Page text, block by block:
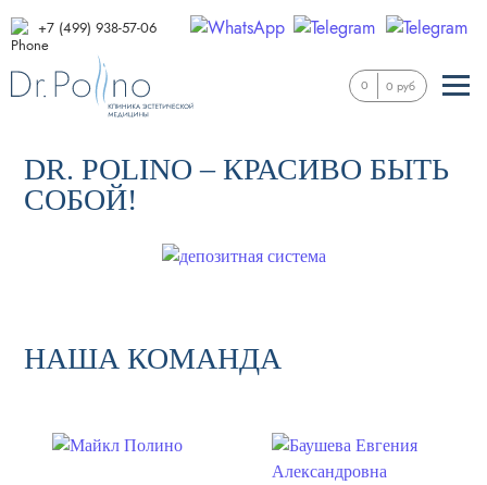
+7 (499) 938-57-06
0 0 руб
DR. POLINO – КРАСИВО БЫТЬ
СОБОЙ!
НАША КОМАНДА